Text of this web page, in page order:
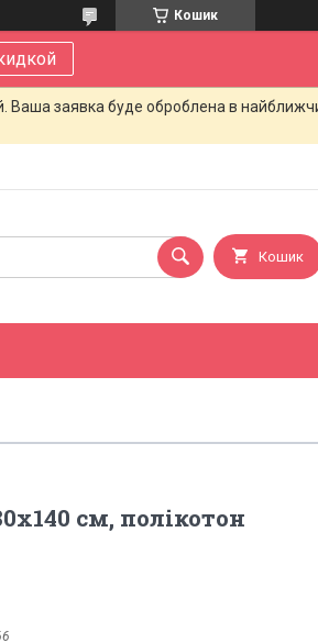
Кошик
Ваша заявка буде оброблена в
Кошик
см, полікотон